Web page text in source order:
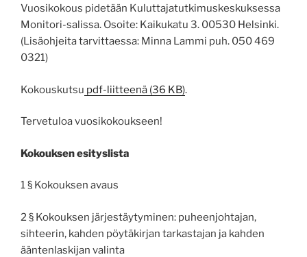
Vuosikokous pidetään Kuluttajatutkimuskeskuksessa
Monitori-salissa. Osoite: Kaikukatu 3. 00530 Helsinki.
(Lisäohjeita tarvittaessa: Minna Lammi puh. 050 469
0321)
Kokouskutsu pdf-liitteenä (36 KB).
Tervetuloa vuosikokoukseen!
Kokouksen esityslista
1 § Kokouksen avaus
2 § Kokouksen järjestäytyminen: puheenjohtajan,
sihteerin, kahden pöytäkirjan tarkastajan ja kahden
ääntenlaskijan valinta